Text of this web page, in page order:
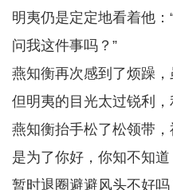
明夷仍是定定地看着他
问我这件事吗？”
燕知衡再次感到了烦躁
但明夷的目光太过锐利，
燕知衡抬手松了松领带
是为了你好，你知不知
暂时退圈避避风头不好吗